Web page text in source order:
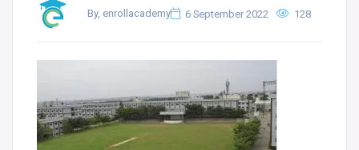
By, enrollacademy 6 September 2022 128